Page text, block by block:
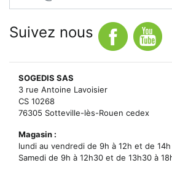
Suivez nous
SOGEDIS SAS
3 rue Antoine Lavoisier
CS 10268
76305 Sotteville-lès-Rouen cedex
Magasin :
lundi au vendredi de 9h à 12h et de 14h
Samedi de 9h à 12h30 et de 13h30 à